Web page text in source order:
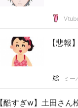
【悲報
ミー
【酷すぎw】土田さ